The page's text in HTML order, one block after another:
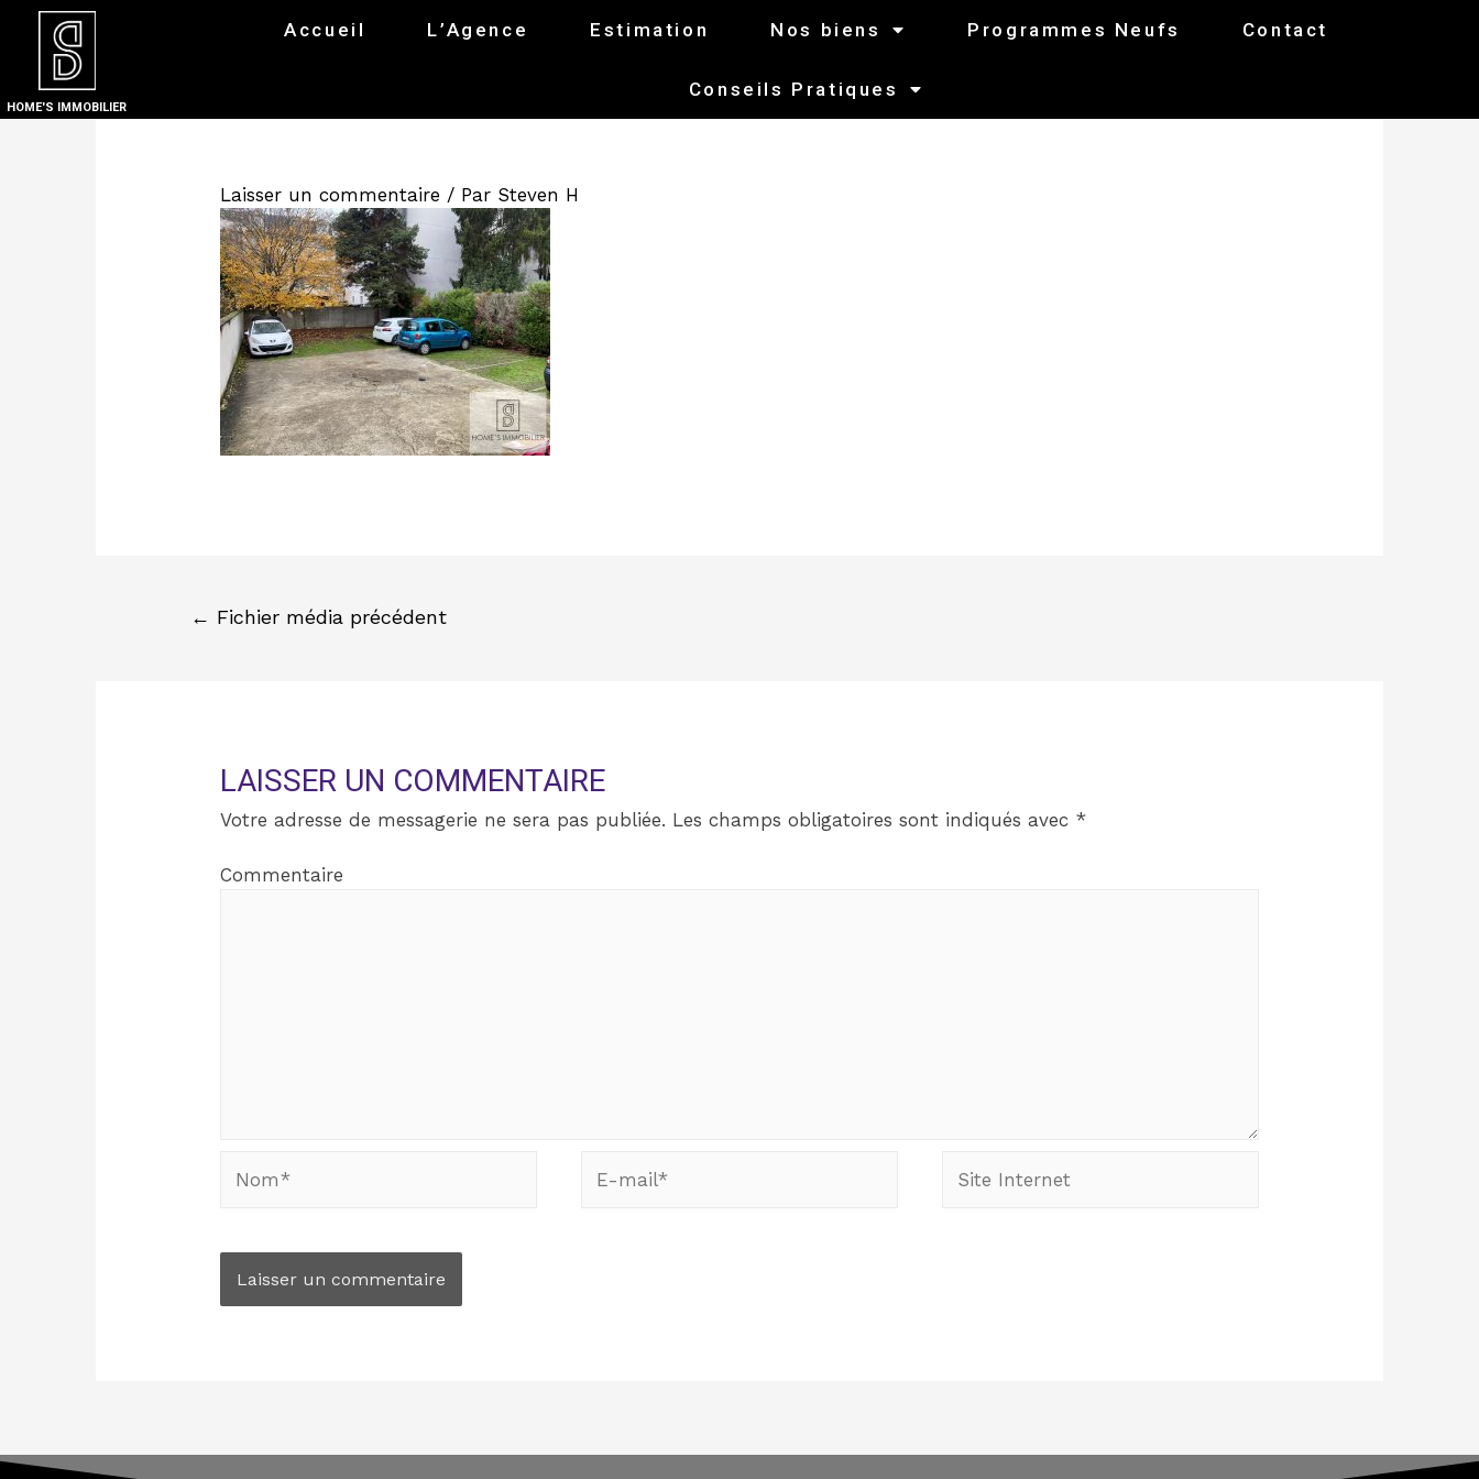
HOME'S IMMOBILIER
Accueil L’Agence Estimation Nos biens Programmes Neufs Contact
Conseils Pratiques
Laisser un commentaire / Par Steven H
← Fichier média précédent
LAISSER UN COMMENTAIRE
Votre adresse de messagerie ne sera pas publiée. Les champs obligatoires sont indiqués avec *
Commentaire